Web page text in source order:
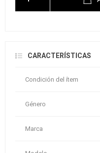
CARACTERÍSTICAS
Condición del ítem
Género
Marca